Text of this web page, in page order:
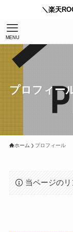
＼楽天
MENU
プロフィー
ホーム プロフィール
当ページのリ